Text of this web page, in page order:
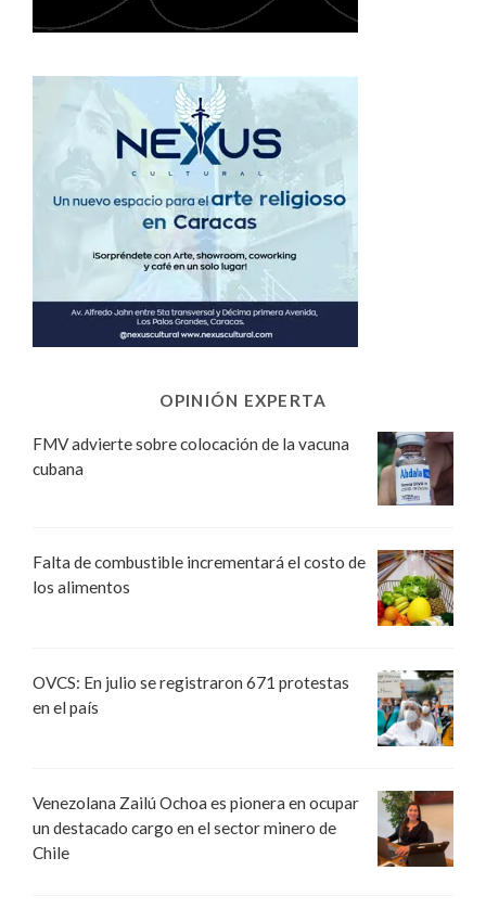
OPINIÓN EXPERTA
FMV advierte sobre colocación de la vacuna
cubana
Falta de combustible incrementará el costo de
los alimentos
OVCS: En julio se registraron 671 protestas
en el país
Venezolana Zailú Ochoa es pionera en ocupar
un destacado cargo en el sector minero de
Chile